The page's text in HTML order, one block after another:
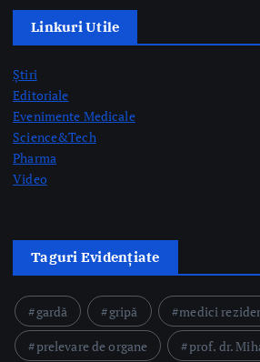
Știri
Evenimente Medicale
Science&Tech
Pharma
Video
gardă gripă medici
prelevare de organe
prof. dr.
rezidenți
semne AVC